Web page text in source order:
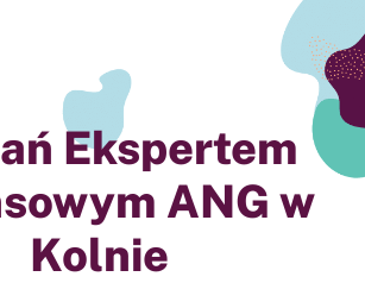
Ekspertem
ANG w
Kolnie